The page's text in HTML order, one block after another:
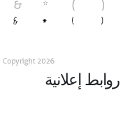
روابط إعلانية